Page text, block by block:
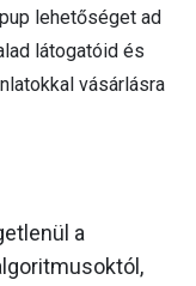
lehetőséget ad
látogatóid és
vásárlásra
a